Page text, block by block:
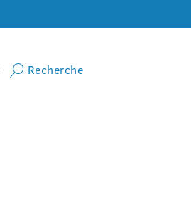
Recherche